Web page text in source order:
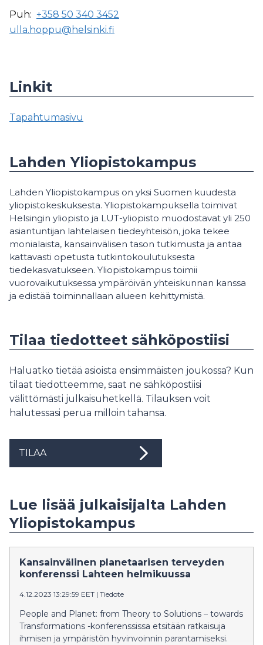
Puh: +358 50 340 3452
ulla.hoppu@helsinki.fi
Linkit
Tapahtumasivu
Lahden Yliopistokampus
Lahden Yliopistokampus on yksi Suomen kuudesta
yliopistokeskuksesta. Yliopistokampuksella toimivat
Helsingin yliopisto ja LUT-yliopisto muodostavat yli 250
asiantuntijan lahtelaisen tiedeyhteisön, joka tekee
monialaista, kansainvälisen tason tutkimusta ja antaa
kattavasti opetusta tutkintokoulutuksesta
tiedekasvatukseen. Yliopistokampus toimii
vuorovaikutuksessa ympäröivän yhteiskunnan kanssa
ja edistää toiminnallaan alueen kehittymistä.
Tilaa tiedotteet sähköpostiisi
Haluatko tietää asioista ensimmäisten joukossa? Kun
tilaat tiedotteemme, saat ne sähköpostiisi
välittömästi julkaisuhetkellä. Tilauksen voit
halutessasi perua milloin tahansa.
TILAA
Lue lisää julkaisijalta Lahden
Yliopistokampus
Kansainvälinen planetaarisen terveyden
konferenssi Lahteen helmikuussa
4.12.2023 13:29:59 EET | Tiedote
People and Planet: from Theory to Solutions – towards
Transformations -konferenssissa etsitään ratkaisuja
ihmisen ja ympäristön hyvinvoinnin parantamiseksi.